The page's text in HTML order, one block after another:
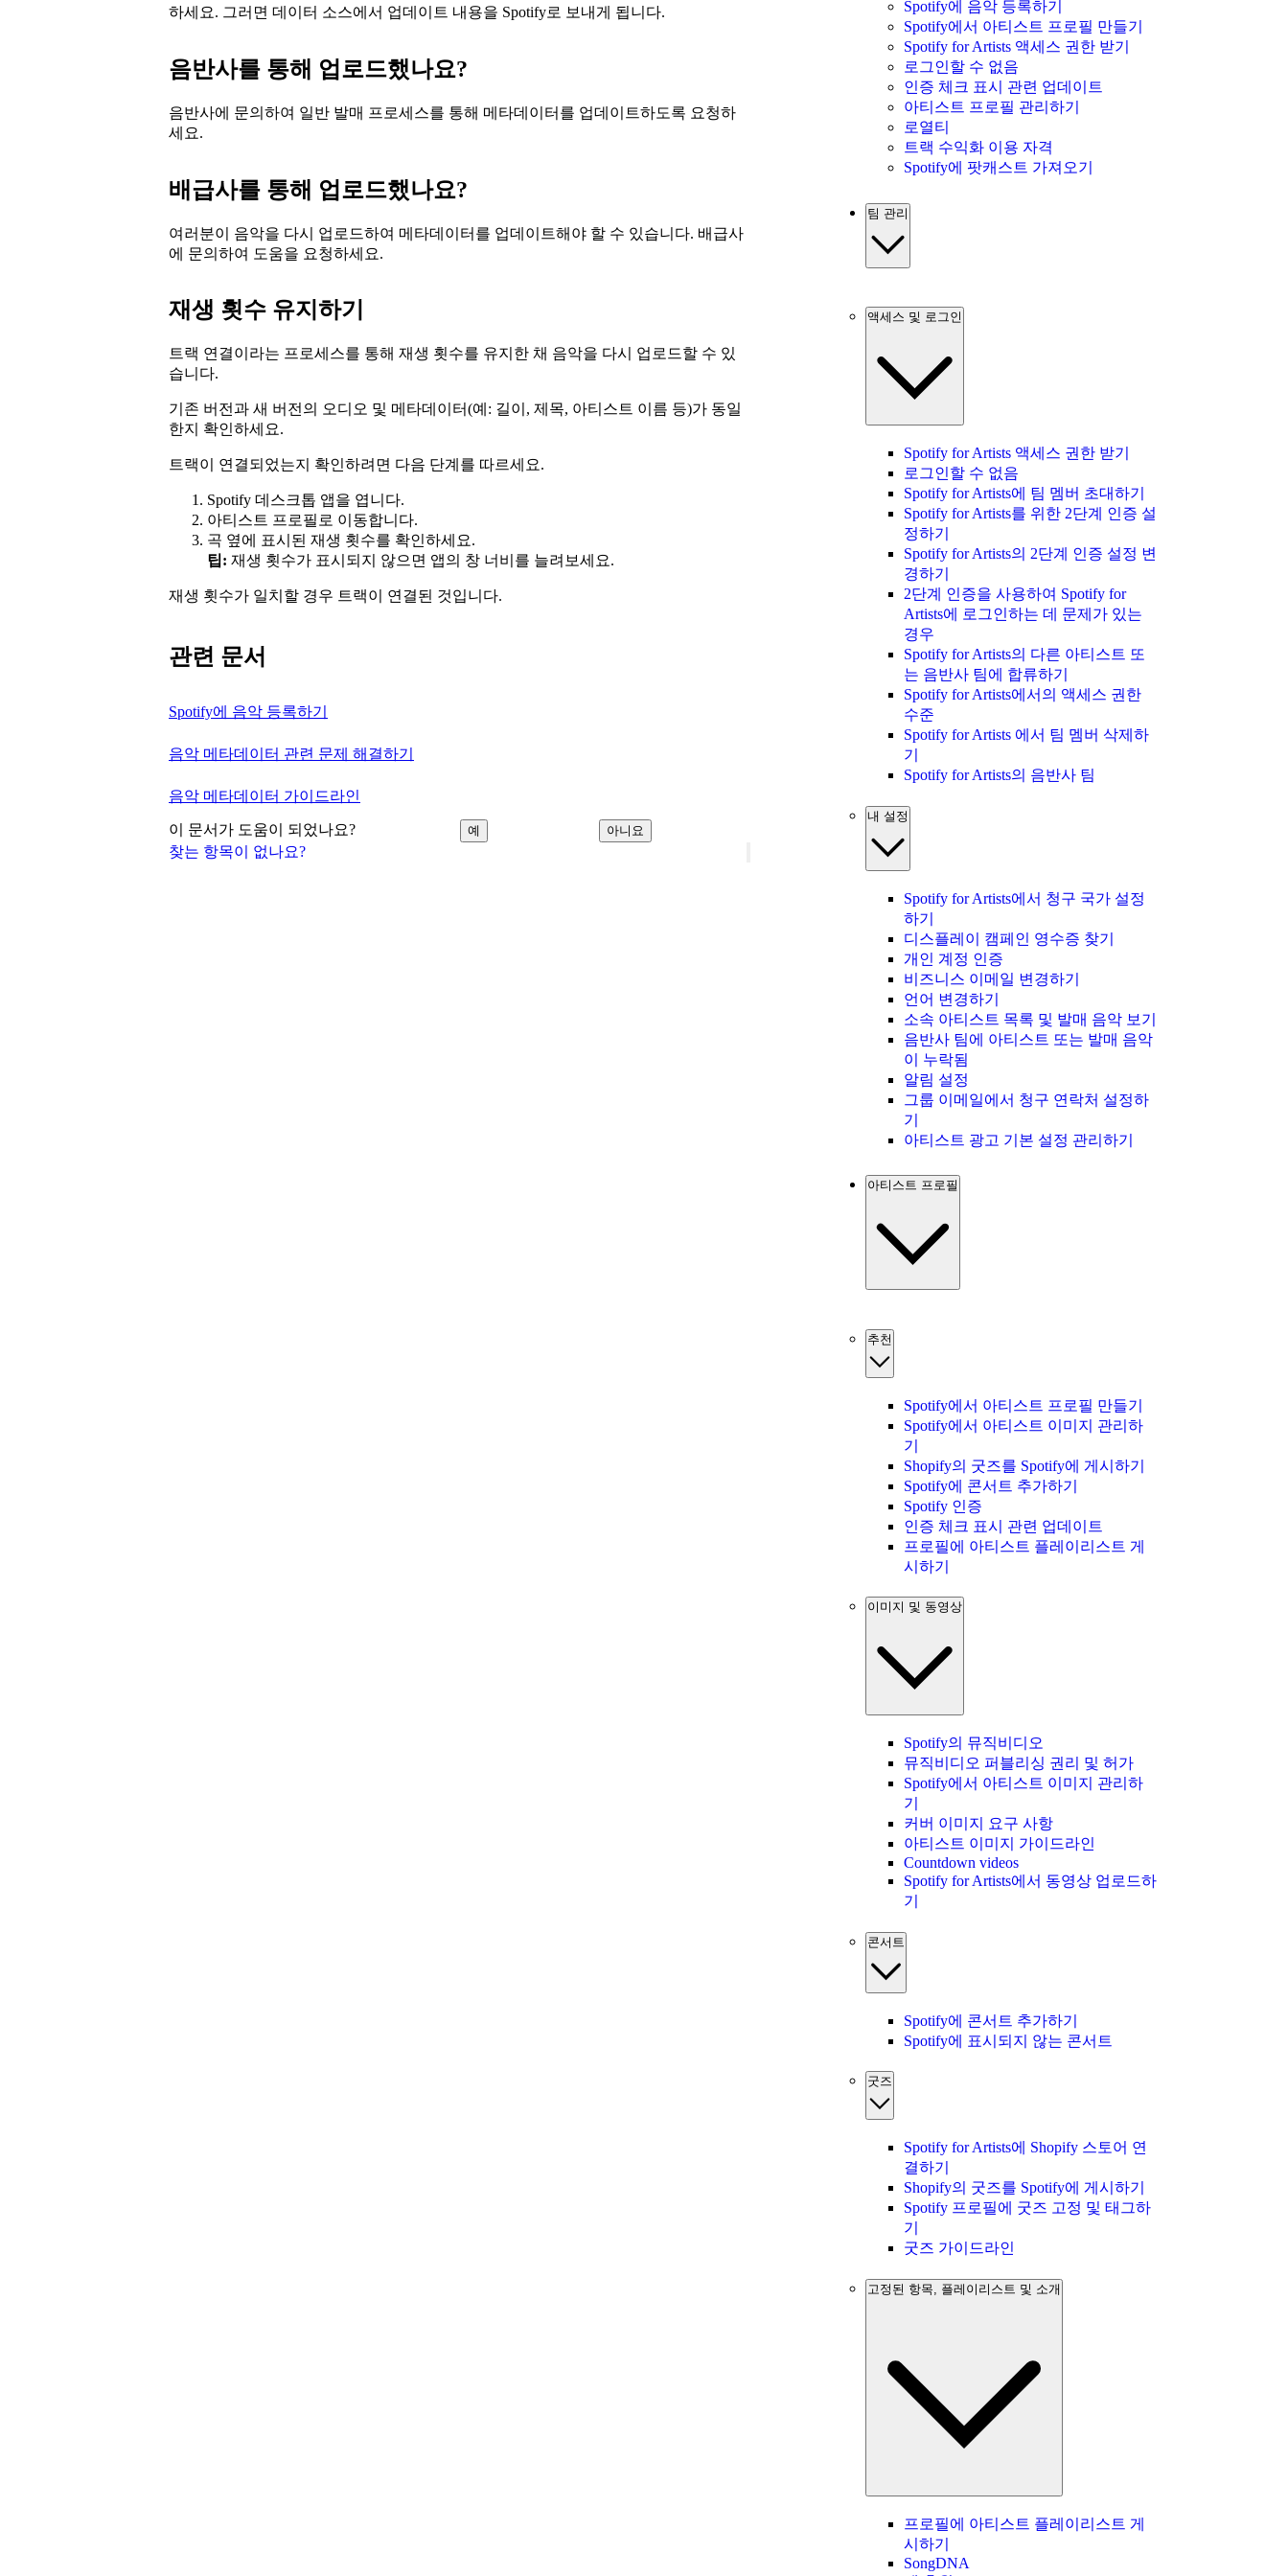
찾는 항목이 없나요?
하세요. 그러면 데이터 소스에서 업데이트 내용을 Spotify로 보내게 됩니다.
음반사를 통해 업로드했나요?
음반사에 문의하여 일반 발매 프로세스를 통해 메타데이터를 업데이트하도록 요청하
세요.
배급사를 통해 업로드했나요?
여러분이 음악을 다시 업로드하여 메타데이터를 업데이트해야 할 수 있습니다. 배급사
에 문의하여 도움을 요청하세요.
재생 횟수 유지하기
트랙 연결이라는 프로세스를 통해 재생 횟수를 유지한 채 음악을 다시 업로드할 수 있
습니다.
기존 버전과 새 버전의 오디오 및 메타데이터(예: 길이, 제목, 아티스트 이름 등)가 동일
한지 확인하세요.
트랙이 연결되었는지 확인하려면 다음 단계를 따르세요.
Spotify 데스크톱 앱을 엽니다.
아티스트 프로필로 이동합니다.
곡 옆에 표시된 재생 횟수를 확인하세요.
팁: 재생 횟수가 표시되지 않으면 앱의 창 너비를 늘려보세요.
재생 횟수가 일치할 경우 트랙이 연결된 것입니다.
관련 문서
Spotify에 음악 등록하기
음악 메타데이터 관련 문제 해결하기
음악 메타데이터 가이드라인
이 문서가 도움이 되었나요? 예 아니요
Spotify에 음악 등록하기
Spotify에서 아티스트 프로필 만들기
Spotify for Artists 액세스 권한 받기
로그인할 수 없음
인증 체크 표시 관련 업데이트
아티스트 프로필 관리하기
로열티
트랙 수익화 이용 자격
Spotify에 팟캐스트 가져오기
팀 관리
액세스 및 로그인
Spotify for Artists 액세스 권한 받기
로그인할 수 없음
Spotify for Artists에 팀 멤버 초대하기
Spotify for Artists를 위한 2단계 인증 설
정하기
Spotify for Artists의 2단계 인증 설정 변
경하기
2단계 인증을 사용하여 Spotify for
Artists에 로그인하는 데 문제가 있는
경우
Spotify for Artists의 다른 아티스트 또
는 음반사 팀에 합류하기
Spotify for Artists에서의 액세스 권한
수준
Spotify for Artists 에서 팀 멤버 삭제하
기
Spotify for Artists의 음반사 팀
내 설정
Spotify for Artists에서 청구 국가 설정
하기
디스플레이 캠페인 영수증 찾기
개인 계정 인증
비즈니스 이메일 변경하기
언어 변경하기
소속 아티스트 목록 및 발매 음악 보기
음반사 팀에 아티스트 또는 발매 음악
이 누락됨
알림 설정
그룹 이메일에서 청구 연락처 설정하
기
아티스트 광고 기본 설정 관리하기
아티스트 프로필
추천
Spotify에서 아티스트 프로필 만들기
Spotify에서 아티스트 이미지 관리하
기
Shopify의 굿즈를 Spotify에 게시하기
Spotify에 콘서트 추가하기
Spotify 인증
인증 체크 표시 관련 업데이트
프로필에 아티스트 플레이리스트 게
시하기
이미지 및 동영상
Spotify의 뮤직비디오
뮤직비디오 퍼블리싱 권리 및 허가
Spotify에서 아티스트 이미지 관리하
기
커버 이미지 요구 사항
아티스트 이미지 가이드라인
Countdown videos
Spotify for Artists에서 동영상 업로드하
기
콘서트
Spotify에 콘서트 추가하기
Spotify에 표시되지 않는 콘서트
굿즈
Spotify for Artists에 Shopify 스토어 연
결하기
Shopify의 굿즈를 Spotify에 게시하기
Spotify 프로필에 굿즈 고정 및 태그하
기
굿즈 가이드라인
고정된 항목, 플레이리스트 및 소개
프로필에 아티스트 플레이리스트 게
시하기
SongDNA